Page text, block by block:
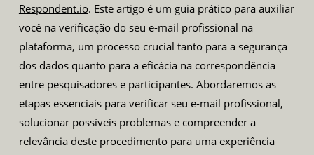
Respondent.io. Este artigo é um guia prático para auxiliar
você na verificação do seu e-mail profissional na
plataforma, um processo crucial tanto para a segurança
dos dados quanto para a eficácia na correspondência
entre pesquisadores e participantes. Abordaremos as
etapas essenciais para verificar seu e-mail profissional,
solucionar possíveis problemas e compreender a
relevância deste procedimento para uma experiência